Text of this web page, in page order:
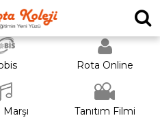
Rota Online
Tanıtım Filmi